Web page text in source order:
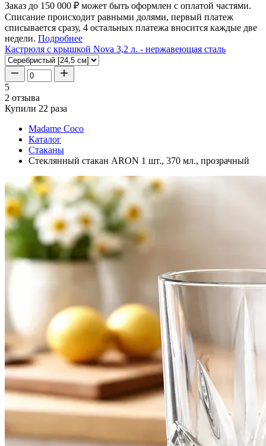
Заказ до 150 000 ₽ может быть оформлен с оплатой частями.
Списание происходит равными долями, первый платеж
списывается сразу, 4 остальных платежа вносится каждые две
недели. Подробнее
Кастрюля с крышкой Nova 3,2 л. - нержавеющая сталь
5
2 отзыва
Купили 22 раза
Madame Coco
Каталог
Стаканы
Стеклянный стакан ARON 1 шт., 370 мл., прозрачный